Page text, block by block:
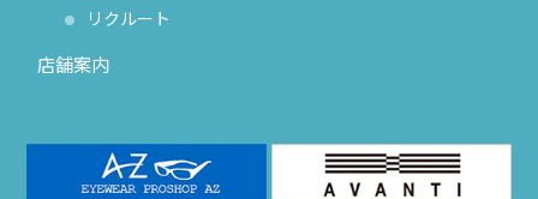
リクルート
店舗案内